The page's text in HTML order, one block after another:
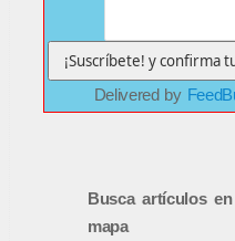
Delivered by
Busca artículos
mapa